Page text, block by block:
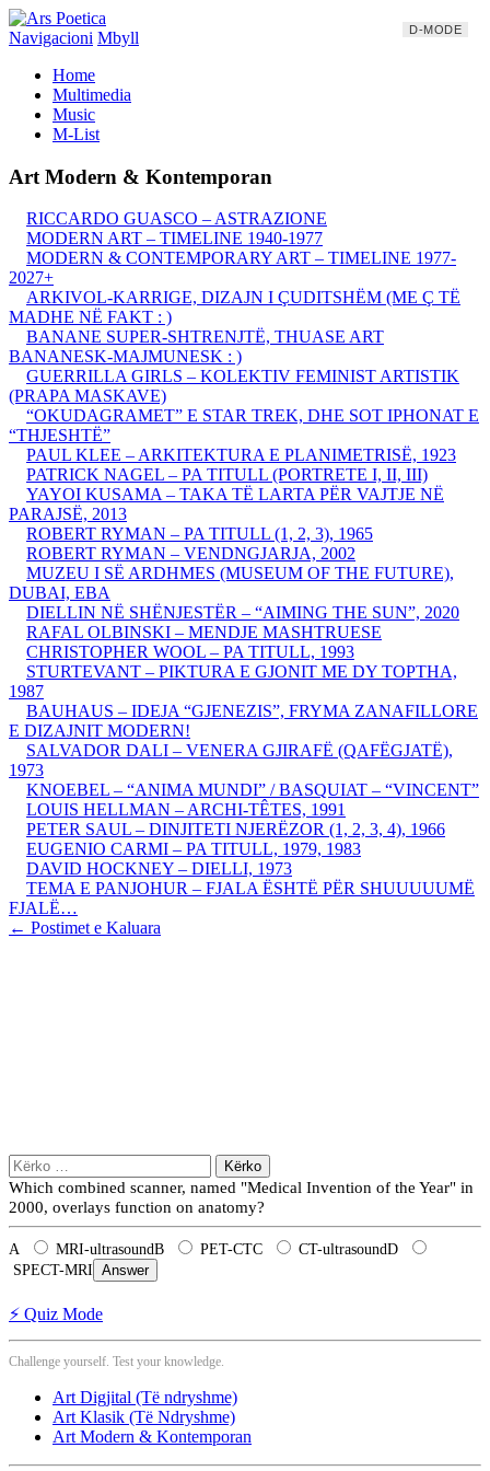
Navigacioni Mbyll
Home
Multimedia
Music
M-List
Art Modern & Kontemporan
RICCARDO GUASCO – ASTRAZIONE
MODERN ART – TIMELINE 1940-1977
MODERN & CONTEMPORARY ART – TIMELINE 1977-
2027+
ARKIVOL-KARRIGE, DIZAJN I ÇUDITSHËM (ME Ç TË
MADHE NË FAKT : )
BANANE SUPER-SHTRENJTË, THUASE ART
BANANESK-MAJMUNESK : )
GUERRILLA GIRLS – KOLEKTIV FEMINIST ARTISTIK
(PRAPA MASKAVE)
“OKUDAGRAMET” E STAR TREK, DHE SOT IPHONAT E
“THJESHTË”
PAUL KLEE – ARKITEKTURA E PLANIMETRISË, 1923
PATRICK NAGEL – PA TITULL (PORTRETE I, II, III)
YAYOI KUSAMA – TAKA TË LARTA PËR VAJTJE NË
PARAJSË, 2013
ROBERT RYMAN – PA TITULL (1, 2, 3), 1965
ROBERT RYMAN – VENDNGJARJA, 2002
MUZEU I SË ARDHMES (MUSEUM OF THE FUTURE),
DUBAI, EBA
DIELLIN NË SHËNJESTËR – “AIMING THE SUN”, 2020
RAFAL OLBINSKI – MENDJE MASHTRUESE
CHRISTOPHER WOOL – PA TITULL, 1993
STURTEVANT – PIKTURA E GJONIT ME DY TOPTHA,
1987
BAUHAUS – IDEJA “GJENEZIS”, FRYMA ZANAFILLORE
E DIZAJNIT MODERN!
SALVADOR DALI – VENERA GJIRAFË (QAFËGJATË),
1973
KNOEBEL – “ANIMA MUNDI” / BASQUIAT – “VINCENT”
LOUIS HELLMAN – ARCHI-TÊTES, 1991
PETER SAUL – DINJITETI NJERËZOR (1, 2, 3, 4), 1966
EUGENIO CARMI – PA TITULL, 1979, 1983
DAVID HOCKNEY – DIELLI, 1973
TEMA E PANJOHUR – FJALA ËSHTË PËR SHUUUUUMË
FJALË…
Post
← Postimet e Kaluara
Kërko
për:
Which combined scanner, named "Medical Invention of the Year" in
2000, overlays function on anatomy?
A MRI-ultrasoundB PET-CTC CT-ultrasoundD
SPECT-MRI Answer
⚡ Quiz Mode
Challenge yourself. Test your knowledge.
Art Digjital (Të ndryshme)
Art Klasik (Të Ndryshme)
Art Modern & Kontemporan
D-MODE